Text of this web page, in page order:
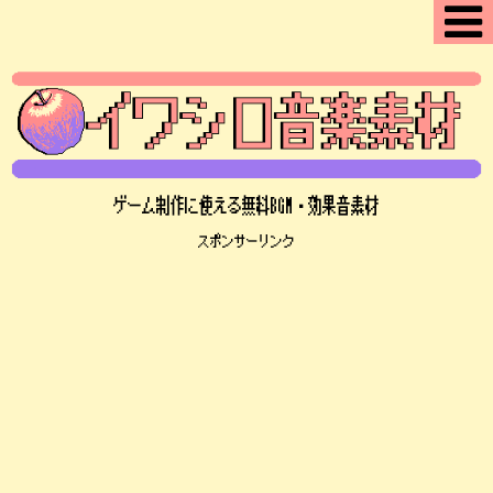
ゲーム制作に使える無料BGM・効果音素材
スポンサーリンク